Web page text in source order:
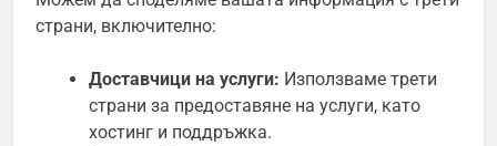
страни, включително:
Доставчици на услуги: Използваме трети
страни за предоставяне на услуги, като
хостинг и поддръжка.